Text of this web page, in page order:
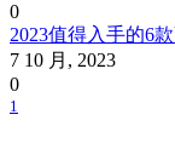
0
2023值得入手的6
7 10 月, 2023
0
1